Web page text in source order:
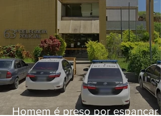
Homem é preso por espancar